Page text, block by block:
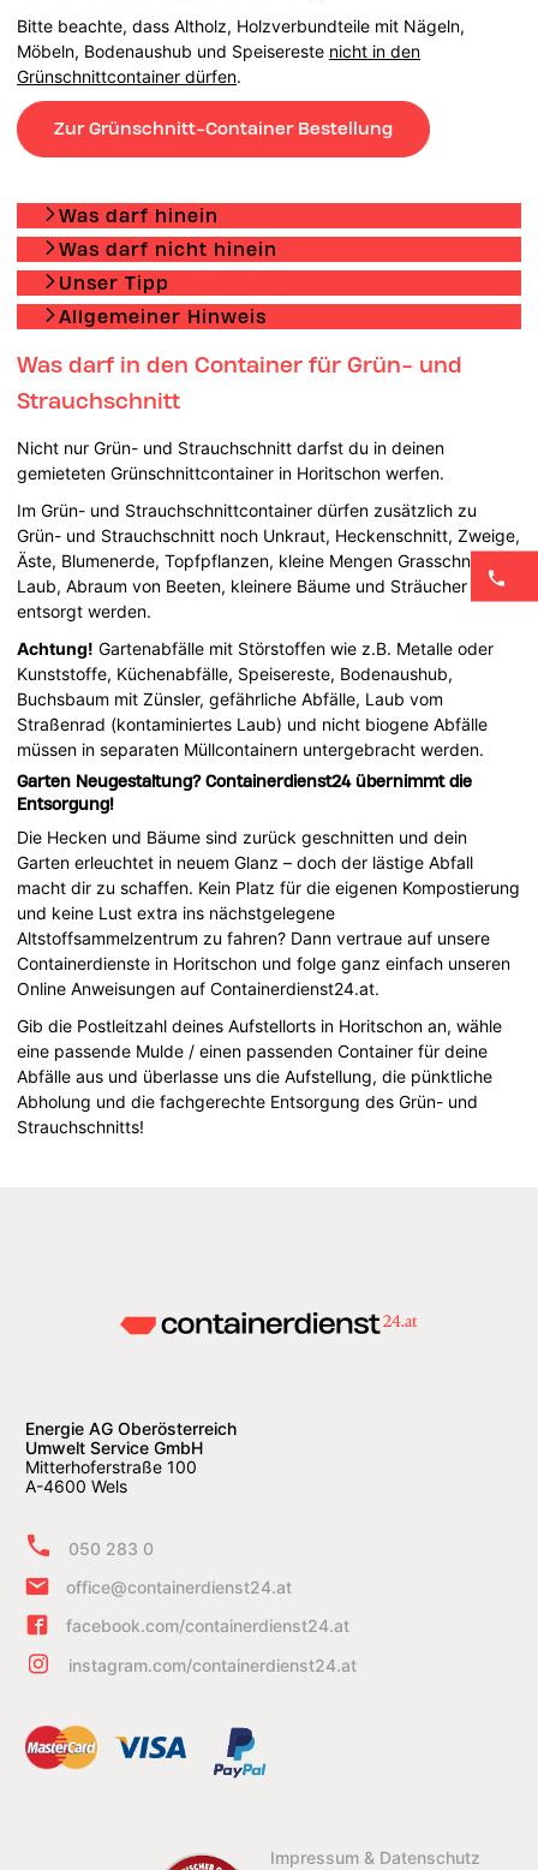
Bitte beachte, dass Altholz, Holzverbundteile mit Nägeln,
Möbeln, Bodenaushub und Speisereste nicht in den
Grünschnittcontainer dürfen.
Zur Grünschnitt-Container Bestellung
Was darf hinein
Was darf nicht hinein
Unser Tipp
Allgemeiner Hinweis
Was darf in den Container für Grün- und
Strauchschnitt
Nicht nur Grün- und Strauchschnitt darfst du in deinen
gemieteten Grünschnittcontainer in Horitschon werfen.
Im Grün- und Strauchschnittcontainer dürfen zusätzlich zu
Grün- und Strauchschnitt noch Unkraut, Heckenschnitt, Zweige,
Äste, Blumenerde, Topfpflanzen, kleine Mengen Grasschnitt,
Laub, Abraum von Beeten, kleinere Bäume und Sträucher
entsorgt werden.
Achtung! Gartenabfälle mit Störstoffen wie z.B. Metalle oder
Kunststoffe, Küchenabfälle, Speisereste, Bodenaushub,
Buchsbaum mit Zünsler, gefährliche Abfälle, Laub vom
Straßenrad (kontaminiertes Laub) und nicht biogene Abfälle
müssen in separaten Müllcontainern untergebracht werden.
Garten Neugestaltung? Containerdienst24 übernimmt die
Entsorgung!
Die Hecken und Bäume sind zurück geschnitten und dein
Garten erleuchtet in neuem Glanz – doch der lästige Abfall
macht dir zu schaffen. Kein Platz für die eigenen Kompostierung
und keine Lust extra ins nächstgelegene
Altstoffsammelzentrum zu fahren? Dann vertraue auf unsere
Containerdienste in Horitschon und folge ganz einfach unseren
Online Anweisungen auf Containerdienst24.at.
Gib die Postleitzahl deines Aufstellorts in Horitschon an, wähle
eine passende Mulde / einen passenden Container für deine
Abfälle aus und überlasse uns die Aufstellung, die pünktliche
Abholung und die fachgerechte Entsorgung des Grün- und
Strauchschnitts!
Energie AG Oberösterreich
Umwelt Service GmbH
Mitterhoferstraße 100
A-4600 Wels
050 283 0
office@containerdienst24.at
facebook.com/containerdienst24.at
instagram.com/containerdienst24.at
Impressum & Datenschutz